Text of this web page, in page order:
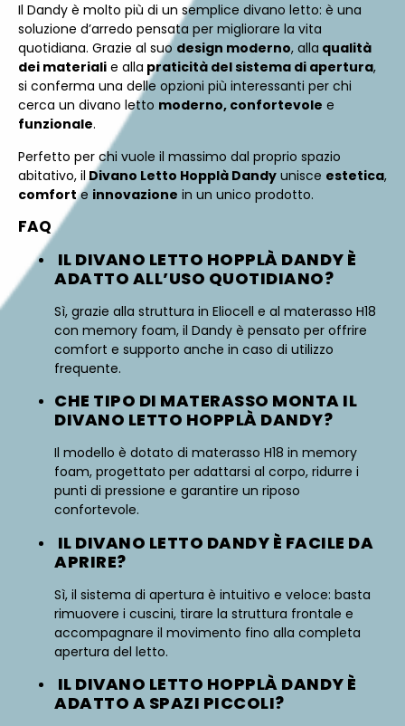
Il Dandy è molto più di un semplice divano letto: è una
soluzione d’arredo pensata per migliorare la vita
quotidiana. Grazie al suo design moderno, alla qualità
dei materiali e alla praticità del sistema di apertura,
si conferma una delle opzioni più interessanti per chi
cerca un divano letto moderno, confortevole e
funzionale.
Perfetto per chi vuole il massimo dal proprio spazio
abitativo, il Divano Letto Hopplà Dandy unisce estetica,
comforte innovazione in un unico prodotto.
FAQ
IL DIVANO LETTO HOPPLÀ DANDY È
ADATTO ALL’USO QUOTIDIANO?
Sì, grazie alla struttura in Eliocell e al materasso H18
con memory foam, il Dandy è pensato per offrire
comfort e supporto anche in caso di utilizzo
frequente.
CHE TIPO DI MATERASSO MONTA IL
DIVANO LETTO HOPPLÀ DANDY?
Il modello è dotato di materasso H18 in memory
foam, progettato per adattarsi al corpo, ridurre i
punti di pressione e garantire un riposo
confortevole.
IL DIVANO LETTO DANDY È FACILE DA
APRIRE?
Sì, il sistema di apertura è intuitivo e veloce: basta
rimuovere i cuscini, tirare la struttura frontale e
accompagnare il movimento fino alla completa
apertura del letto.
IL DIVANO LETTO HOPPLÀ DANDY È
ADATTO A SPAZI PICCOLI?